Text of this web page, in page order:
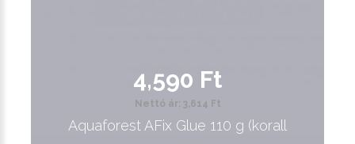
4,590 Ft
Nettó ár: 3,614 Ft
Aquaforest AFix Glue 110 g (korall